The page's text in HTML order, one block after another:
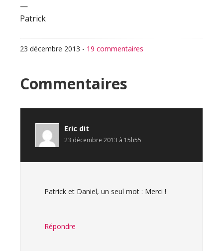
—
Patrick
23 décembre 2013 - 19 commentaires
Interactions
du
lecteur
Commentaires
Eric dit
23 décembre 2013 à 15h55
Patrick et Daniel, un seul mot : Merci !
Répondre